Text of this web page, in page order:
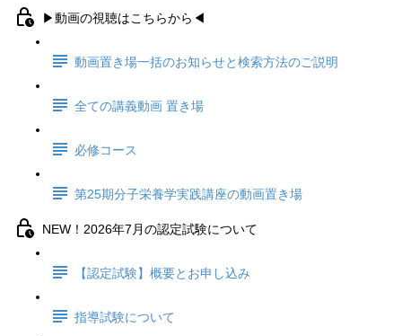
▶動画の視聴はこちらから◀
動画置き場一括のお知らせと検索方法のご説明
全ての講義動画 置き場
必修コース
第25期分子栄養学実践講座の動画置き場
NEW！2026年7月の認定試験について
【認定試験】概要とお申し込み
指導試験について